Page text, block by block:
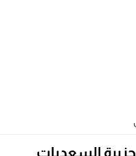
السعديات